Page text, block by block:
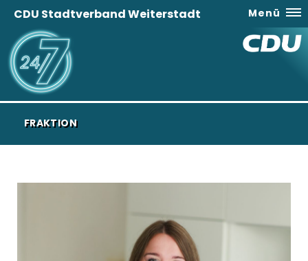
CDU Stadtverband Weiterstadt Menü
FRAKTION